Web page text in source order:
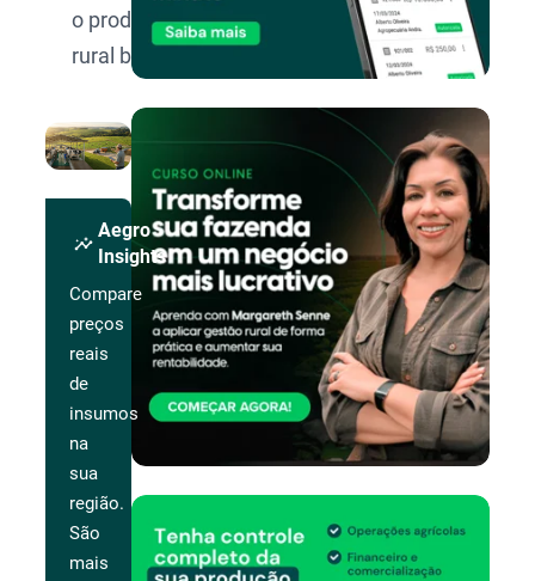
o produtor
rural brasileiro.
insights
Aegro
Insights
Compare
preços
reais
de
insumos
na
sua
região.
São
mais